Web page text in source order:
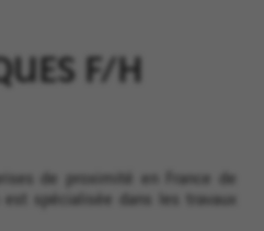
F/H
de proximité en France de
est spécialisée dans les travaux